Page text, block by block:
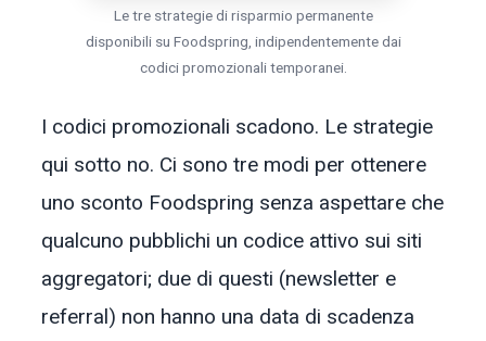
Le tre strategie di risparmio permanente
disponibili su Foodspring, indipendentemente dai
codici promozionali temporanei.
I codici promozionali scadono. Le strategie
qui sotto no. Ci sono tre modi per ottenere
uno sconto Foodspring senza aspettare che
qualcuno pubblichi un codice attivo sui siti
aggregatori; due di questi (newsletter e
referral) non hanno una data di scadenza